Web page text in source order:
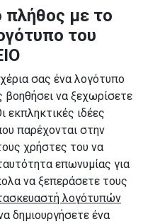
πλήθος με το
του
σας ένα λογότυπο
να ξεχωρίσετε
εκπληκτικές ιδέες
παρέχονται στην
χρήστες του να
επωνυμίας για
να ξεπεράσετε τους
λογότυπών
δημιουργήσετε ένα